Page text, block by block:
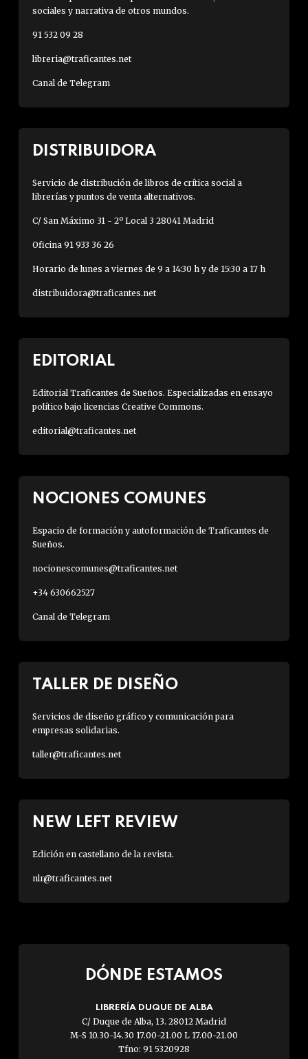
sociales y narrativa de otros mundos.
91 532 09 28
libreria@traficantes.net
Canal de Telegram
DISTRIBUIDORA
Servicio de distribución de libros de crítica social a
librerías y puntos de venta alternativos.
C/ San Máximo 31 - 2º Local 3 28041 Madrid
Oficina 91 933 36 26
Horario de lunes a viernes de 9 a 14:30 h y de 15:30 a 17 h
distribuidora@traficantes.net
EDITORIAL
Editorial Traficantes de Sueños. Especializadas en ensayo
político bajo licencias Creative Commons.
editorial@traficantes.net
NOCIONES COMUNES
Espacio de formación y autoformación de Traficantes de
Sueños.
nocionescomunes@traficantes.net
+34 630662527
Canal de Telegram
TALLER DE DISEÑO
Servicios de diseño gráfico y comunicación para
empresas solidarias.
taller@traficantes.net
NEW LEFT REVIEW
Edición en castellano de la revista.
nlr@traficantes.net
DÓNDE ESTAMOS
LIBRERÍA DUQUE DE ALBA
C/ Duque de Alba, 13. 28012 Madrid
M-S 10.30-14.30 17.00-21.00 L 17.00-21.00
Tfno: 91 5320928